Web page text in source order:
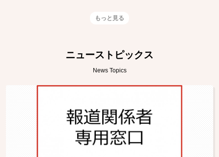
もっと見る
ニューストピックス
News Topics